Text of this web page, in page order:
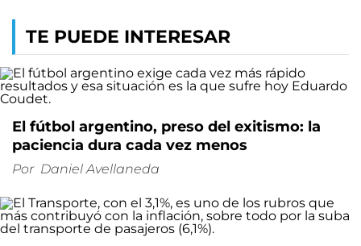
TE PUEDE INTERESAR
El fútbol argentino, preso del exitismo: la
paciencia dura cada vez menos
Por Daniel Avellaneda